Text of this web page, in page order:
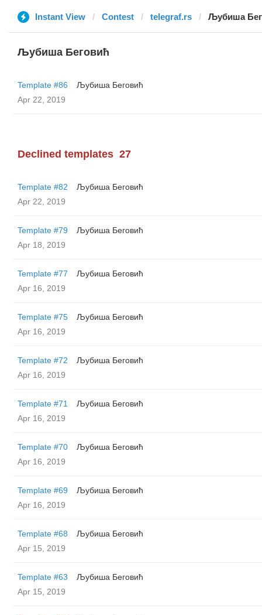
Instant View Contest telegraf.rs Љубиша
Љубиша Беговић
Template #86
Љубиша Беговић
Apr 22, 2019
Declined templates 27
Template #82
Љубиша Беговић
Apr 22, 2019
Template #79
Љубиша Беговић
Apr 18, 2019
Template #77
Љубиша Беговић
Apr 16, 2019
Template #75
Љубиша Беговић
Apr 16, 2019
Template #72
Љубиша Беговић
Apr 16, 2019
Template #71
Љубиша Беговић
Apr 16, 2019
Template #70
Љубиша Беговић
Apr 16, 2019
Template #69
Љубиша Беговић
Apr 16, 2019
Template #68
Љубиша Беговић
Apr 15, 2019
Template #63
Љубиша Беговић
Apr 15, 2019